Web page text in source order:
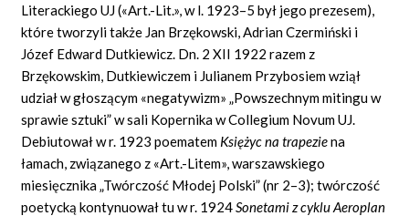
Literackiego UJ («Art.-Lit.», w l. 1923–5 był jego prezesem),
które tworzyli także Jan Brzękowski, Adrian Czermiński i
Józef Edward Dutkiewicz. Dn. 2 XII 1922 razem z
Brzękowskim, Dutkiewiczem i Julianem Przybosiem wziął
udział w głoszącym «negatywizm» „Powszechnym mitingu w
sprawie sztuki” w sali Kopernika w Collegium Novum UJ.
Debiutował w r. 1923 poematem Księżyc na trapeziena
łamach, związanego z «Art.-Litem», warszawskiego
miesięcznika „Twórczość Młodej Polski” (nr 2–3); twórczość
poetycką kontynuował tu w r. 1924Sonetami z cyklu Aeroplan